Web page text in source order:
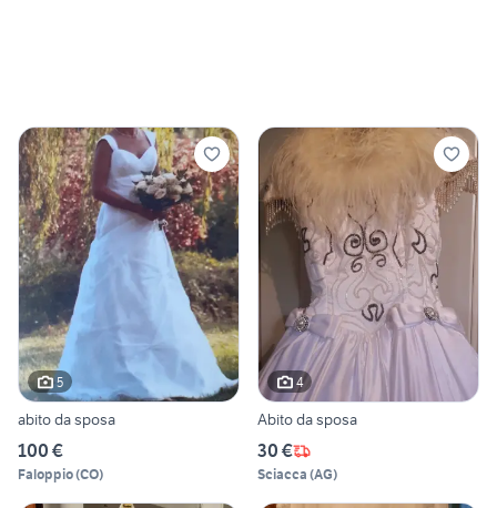
5
abito da sposa
100 €
Faloppio(CO)
4
Abito da sposa
30 €
Sciacca (AG)